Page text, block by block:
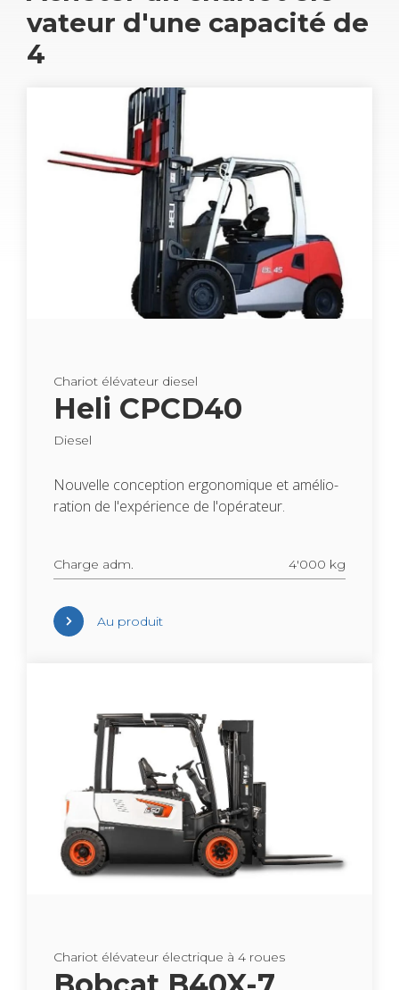
va­teur d'une capa­cité de
4
Cha­riot élé­va­teur die­sel
Heli CPCD40
Die­sel
Nou­velle concep­tion ergo­no­mique et amé­lio­
ra­tion de l'ex­pé­rience de l'opé­ra­teur.
Charge adm. 4'000 kg
Au pro­duit
Cha­riot élé­va­teur élec­trique à 4 roues